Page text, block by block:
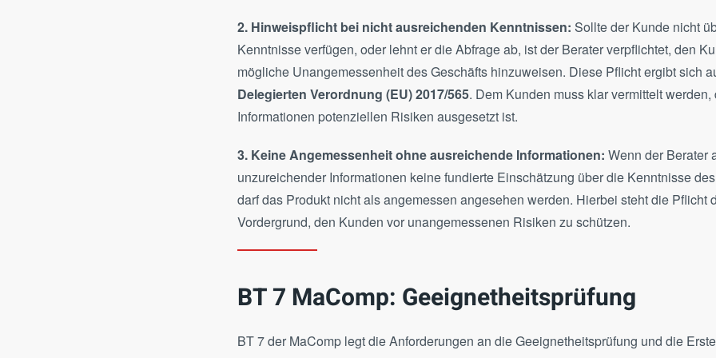
2. Hinweispflicht bei nicht ausreichenden Kenntnissen: Sollte der Kunde nicht
Kenntnisse verfügen, oder lehnt er die Abfrage ab, ist der Berater verpflichtet, den
mögliche Unangemessenheit des Geschäfts hinzuweisen. Diese Pflicht ergibt sich
Delegierten Verordnung (EU) 2017/565. Dem Kunden muss klar vermittelt
Informationen potenziellen Risiken ausgesetzt ist.
3. Keine Angemessenheit ohne ausreichende Informationen: Wenn der Berater
unzureichender Informationen keine fundierte Einschätzung über die Kenntnisse
darf das Produkt nicht als angemessen angesehen werden. Hierbei steht die Pflicht
Vordergrund, den Kunden vor unangemessenen Risiken zu schützen.
BT 7 MaComp: Geeignetheitsprüfung
BT 7 der MaComp legt die Anforderungen an die Geeignetheitsprüfung und die